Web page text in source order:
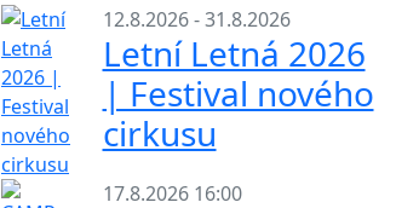
12.8.2026 - 31.8.2026
Letní Letná 2026
| Festival nového
cirkusu
17.8.2026 16:00